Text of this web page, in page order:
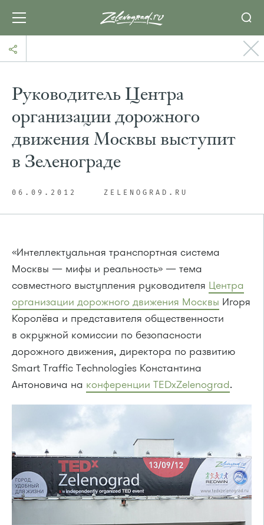
Руководитель Центра
организации дорожного
движения Москвы выступит
в Зеленограде
06.09.2012 ZELENOGRAD.RU
«Интеллектуальная транспортная система
Москвы — мифы и реальность» — тема
совместного выступления руководителя Центра
организации дорожного движения Москвы Игоря
Королёва и представителя общественности
в окружной комиссии по безопасности
дорожного движения, директора по развитию
Smart Traffic Technologies Константина
Антоновича на конференции TEDxZelenograd.